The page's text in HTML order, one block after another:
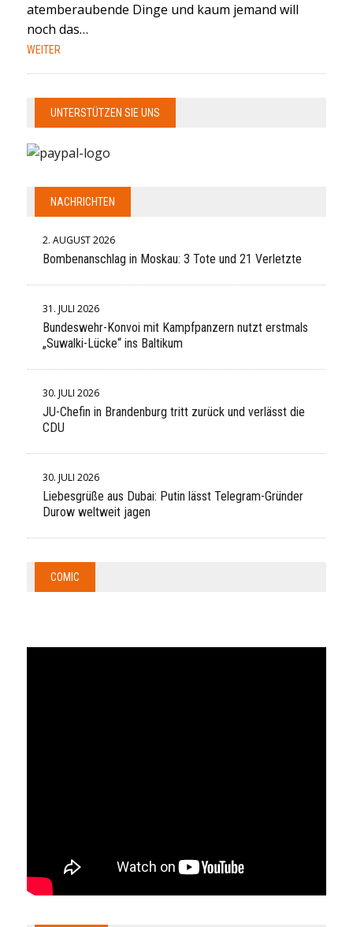
atemberaubende Dinge und kaum jemand will
noch das…
WEITER
UNTERSTÜTZEN SIE UNS
NACHRICHTEN
2. AUGUST 2026
Bombenanschlag in Moskau: 3 Tote und 21 Verletzte
31. JULI 2026
Bundeswehr-Konvoi mit Kampfpanzern nutzt erstmals
„Suwalki-Lücke“ ins Baltikum
30. JULI 2026
JU-Chefin in Brandenburg tritt zurück und verlässt die
CDU
30. JULI 2026
Liebesgrüße aus Dubai: Putin lässt Telegram-Gründer
Durow weltweit jagen
COMIC